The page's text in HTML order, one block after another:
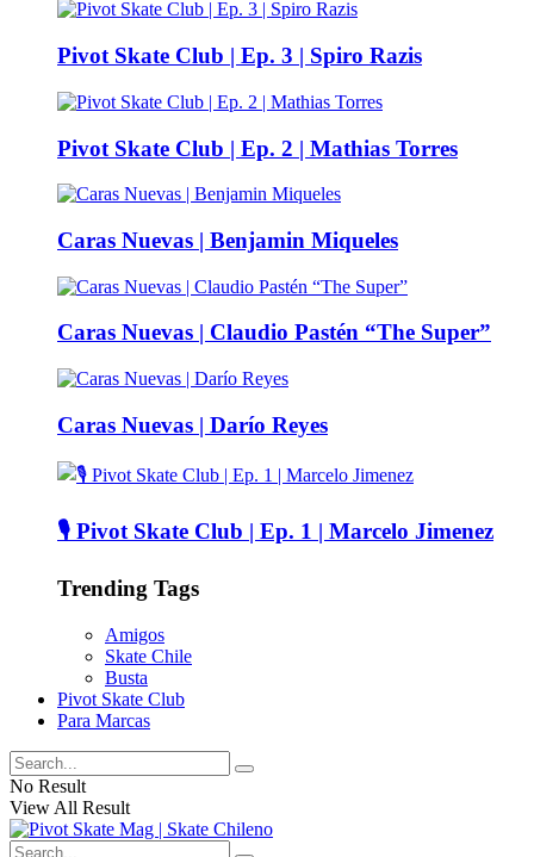
Pivot Skate Club | Ep. 3 | Spiro Razis
Pivot Skate Club | Ep. 2 | Mathias Torres
Caras Nuevas | Benjamin Miqueles
Caras Nuevas | Claudio Pastén “The Super”
Caras Nuevas | Darío Reyes
🎙️ Pivot Skate Club | Ep. 1 | Marcelo Jimenez
Trending Tags
Amigos
Skate Chile
Busta
Pivot Skate Club
Para Marcas
No Result
View All Result